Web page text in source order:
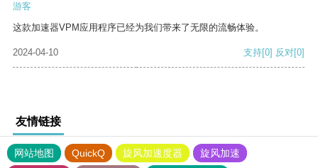
游客
这款加速器VPM应用程序已经为我们带来了无限的流畅体验。
2024-04-10 支持[0] 反对[0]
友情链接
网站地图 QuickQ 旋风加速度器
旋风加速